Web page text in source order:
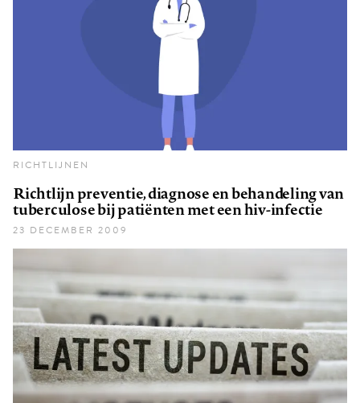
RICHTLIJNEN
Richtlijn preventie, diagnose en behandeling van
tuberculose bij patiënten met een hiv-infectie
23 DECEMBER 2009